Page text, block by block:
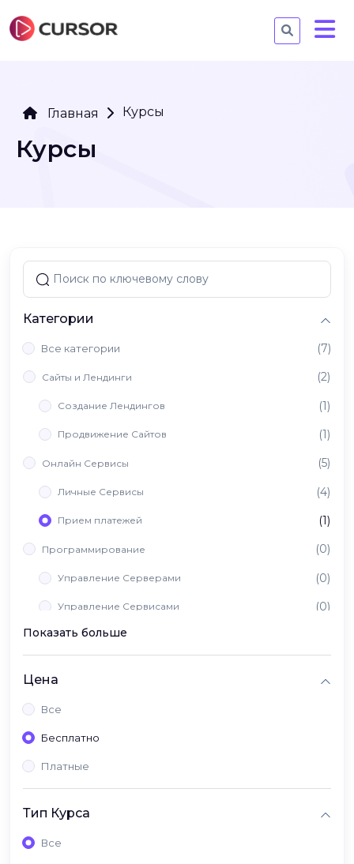
Главная Курсы
Курсы
Категории
Все категории (7)
Сайты и Лендинги (2)
Создание Лендингов (1)
Продвижение Сайтов (1)
Онлайн Сервисы (5)
Личные Сервисы (4)
Прием платежей (1)
Программирование (0)
Управление Серверами (0)
Управление Сервисами (0)
Вайб Кодинг
Показать больше
Цена
Все
Бесплатно
Платные
Тип Курса
Все